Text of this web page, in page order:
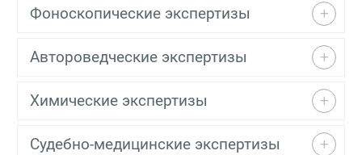
Фоноскопические экспертизы
Автороведческие экспертизы
Химические экспертизы
Судебно-медицинские экспертизы